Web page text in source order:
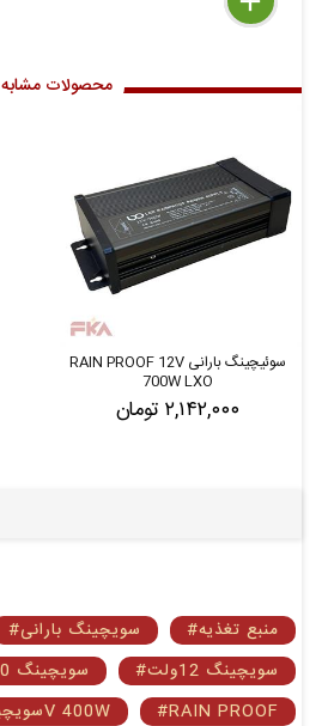
محصولات مشابه
سوئیچینگ بارانی RAIN PROOF 12V
700W LXO
۲,۱۴۲,۰۰۰ تومان
#منبع تغذیه #سویچینگ بارانی
#سویچینگ 12ولت
#سویچینگ 400وات
#RAIN PROOF
#سویچینگ 12V 400W